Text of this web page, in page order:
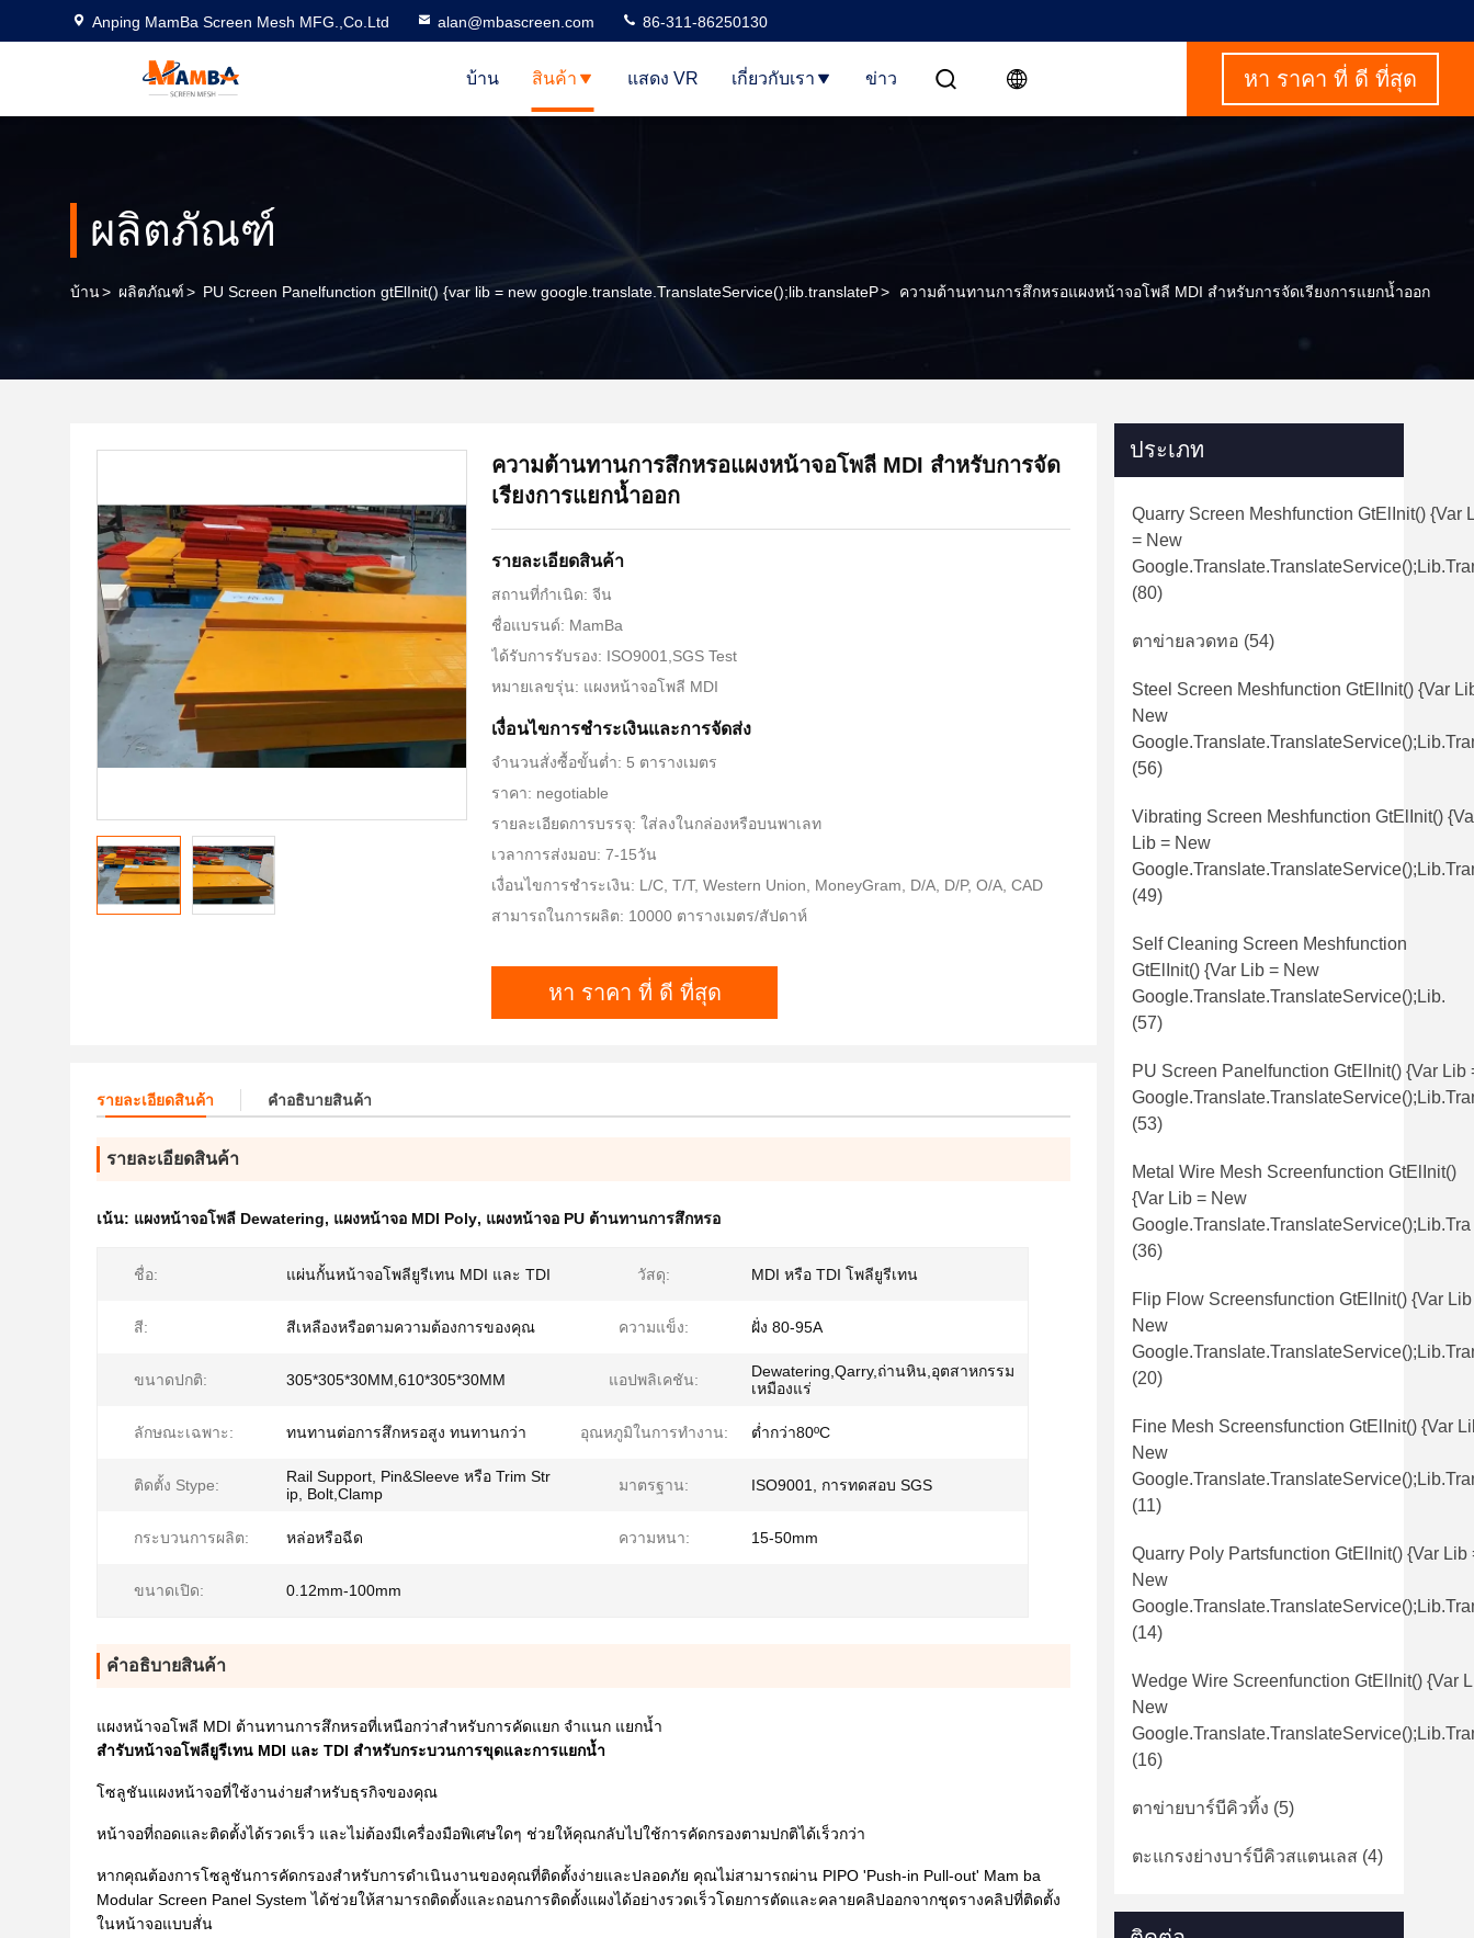
Anping MamBa Screen Mesh MFG.,Co.Ltd alan@mbascreen.com 86-311-86250130
บ้าน สินค้า แสดง VR เกี่ยวกับเรา ข่าว หา ราคา ที่ ดี ที่สุด
ผลิตภัณฑ์
บ้าน> ผลิตภัณฑ์> PU Screen Panelfunction gtElInit() {var lib = new google.translate.TranslateService();lib.translateP> ความต้านทานการสึกหรอแผงหน้าจอโพลี MDI สำหรับการจัดเรียงการแยกน้ำออก
ความต้านทานการสึกหรอแผงหน้าจอโพลี MDI สำหรับการจัด
เรียงการแยกน้ำออก
รายละเอียดสินค้า
สถานที่กำเนิด: จีน
ชื่อแบรนด์: MamBa
ได้รับการรับรอง: ISO9001,SGS Test
หมายเลขรุ่น: แผงหน้าจอโพลี MDI
เงื่อนไขการชําระเงินและการจัดส่ง
จำนวนสั่งซื้อขั้นต่ำ: 5 ตารางเมตร
ราคา: negotiable
รายละเอียดการบรรจุ: ใส่ลงในกล่องหรือบนพาเลท
เวลาการส่งมอบ: 7-15วัน
เงื่อนไขการชำระเงิน: L/C, T/T, Western Union, MoneyGram, D/A, D/P, O/A, CAD
สามารถในการผลิต: 10000 ตารางเมตร/สัปดาห์
หา ราคา ที่ ดี ที่สุด
รายละเอียดสินค้า คําอธิบายสินค้า
รายละเอียดสินค้า
เน้น: แผงหน้าจอโพลี Dewatering, แผงหน้าจอ MDI Poly, แผงหน้าจอ PU ต้านทานการสึกหรอ
ชื่อ: แผ่นกั้นหน้าจอโพลียูรีเทน MDI และ TDI วัสดุ: MDI หรือ TDI โพลียูรีเทน
สี: สีเหลืองหรือตามความต้องการของคุณ ความแข็ง: ฝั่ง 80-95A
ขนาดปกติ: 305*305*30MM,610*305*30MM แอปพลิเคชัน:
Dewatering,Qarry,ถ่านหิน,อุตสาหกรรม
เหมืองแร่
ลักษณะเฉพาะ: ทนทานต่อการสึกหรอสูง ทนทานกว่า อุณหภูมิในการทำงาน: ต่ำกว่า80ºC
ติดตั้ง Stype:
Rail Support, Pin&Sleeve หรือ Trim Str
ip, Bolt,Clamp
มาตรฐาน: ISO9001, การทดสอบ SGS
กระบวนการผลิต: หล่อหรือฉีด ความหนา: 15-50mm
ขนาดเปิด: 0.12mm-100mm
คําอธิบายสินค้า
แผงหน้าจอโพลี MDI ต้านทานการสึกหรอที่เหนือกว่าสำหรับการคัดแยก จำแนก แยกน้ำ
สำรับหน้าจอโพลียูรีเทน MDI และ TDI สำหรับกระบวนการขุดและการแยกน้ำ
โซลูชันแผงหน้าจอที่ใช้งานง่ายสำหรับธุรกิจของคุณ
หน้าจอที่ถอดและติดตั้งได้รวดเร็ว และไม่ต้องมีเครื่องมือพิเศษใดๆ ช่วยให้คุณกลับไปใช้การคัดกรองตามปกติได้เร็วกว่า
หากคุณต้องการโซลูชันการคัดกรองสำหรับการดำเนินงานของคุณที่ติดตั้งง่ายและปลอดภัย คุณไม่สามารถผ่าน PIPO 'Push-in Pull-out' Mam ba
Modular Screen Panel System ได้ช่วยให้สามารถติดตั้งและถอนการติดตั้งแผงได้อย่างรวดเร็วโดยการตัดและคลายคลิปออกจากชุดรางคลิปที่ติดตั้ง
ในหน้าจอแบบสั่น
ประเภท
Quarry Screen Meshfunction GtElInit() {var
= New
(80)
ตาข่ายลวดทอ (54)
Steel Screen Meshfunction GtElInit() {var
New
(56)
Vibrating Screen Meshfunction GtElInit()
Lib = New
(49)
Self Cleaning Screen Meshfunction
GtElInit() {var Lib = New
Google.translate.TranslateService();lib.
(57)
PU Screen Panelfunction GtElInit() {var Lib
(53)
Metal Wire Mesh Screenfunction GtElInit()
{var Lib = New
Google.translate.TranslateService();lib.tra
(36)
Flip Flow Screensfunction GtElInit() {var
New
(20)
Fine Mesh Screensfunction GtElInit() {var
New
(11)
Quarry Poly Partsfunction GtElInit() {var Lib
New
(14)
Wedge Wire Screenfunction GtElInit() {var
New
(16)
ตาข่ายบาร์บีคิวทิ้ง (5)
ตะแกรงย่างบาร์บีคิวสแตนเลส (4)